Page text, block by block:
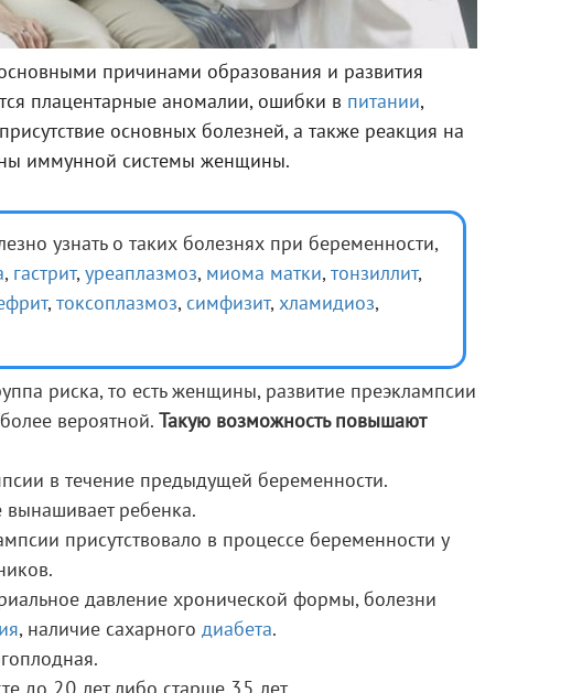
причинами образования и развития
плацентарные аномалии, ошибки в питании,
основных болезней, а также реакция на
иммунной системы женщины.
узнать о таких болезнях при беременности,
, гастрит, уреаплазмоз, миома матки, тонзиллит,
, токсоплазмоз, симфизит, хламидиоз,
риска, то есть женщины, развитие преэклампсии
вероятной.
Такую возможность повышают
в течение предыдущей беременности.
ребенка.
присутствовало в процессе беременности у
давление хронической формы, болезни
, наличие сахарного диабета.